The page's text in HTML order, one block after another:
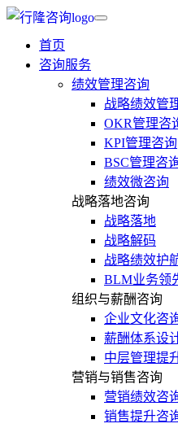
首页
咨询服务
绩效管理咨询
战略绩效管
OKR管理咨
KPI管理咨询
BSC管理咨
绩效微咨询
战略落地咨询
战略落地
战略解码
战略绩效护
BLM业务领
组织与薪酬咨询
企业文化咨
薪酬体系设
中层管理提
营销与销售咨询
营销绩效咨
销售提升咨